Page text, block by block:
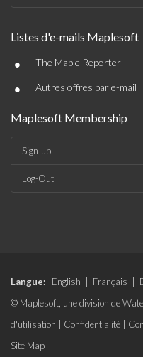
Listes d'e-mails Maplesoft
• The Maple Reporter
• Autres offres par e-mail
Maplesoft Membership
Sign-up
Log-Out
Langue: English Français
© Maplesoft, une division de
d'utilisation
Confidentialité
Site Map